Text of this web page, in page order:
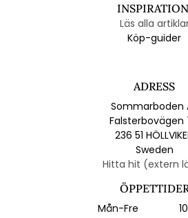
Läs alla
Köp-guider
ADRESS
Sommarboden
Falsterbovägen
236 51
Sweden
Hitta hit (extern
Mån-Fre